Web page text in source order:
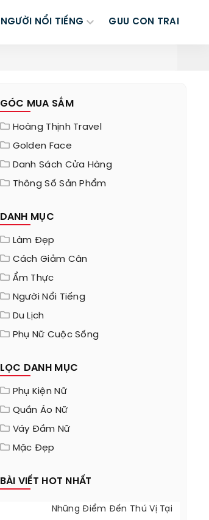
NGƯỜI NỔI TIẾNG GUU CON TRAI
GÓC MUA SẮM
Hoàng Thịnh Travel
Golden Face
Danh Sách Cửa Hàng
Thông Số Sản Phẩm
DANH MỤC
Làm Đẹp
Cách Giảm Cân
Ẩm Thực
Người Nổi Tiếng
Du Lịch
Phụ Nữ Cuộc Sống
LỌC DANH MỤC
Phụ Kiện Nữ
Quần Áo Nữ
Váy Đầm Nữ
Mặc Đẹp
BÀI VIẾT HOT NHẤT
Những Điểm Đến Thú Vị Tại